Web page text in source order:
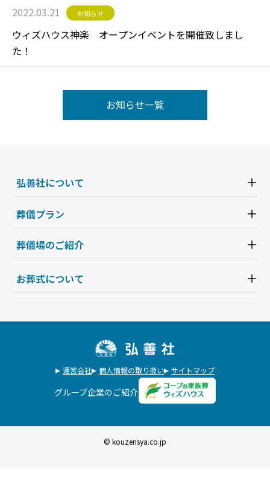
2022.03.21 お知らせ
ウィズハウス神楽 オープンイベントを開催致しまし
た！
お知らせ一覧
弘善社について
葬儀プラン
葬儀場のご紹介
お葬式について
運営会社 個人情報の取り扱い サイトマップ
グループ企業のご紹介
© kouzensya.co.jp